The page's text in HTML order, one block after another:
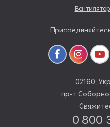
02160,
пр-т
0 800